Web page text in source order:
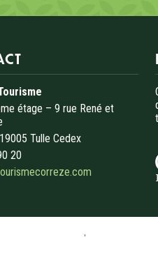
la conformité
étage – 9 rue René et
Tulle Cedex
20